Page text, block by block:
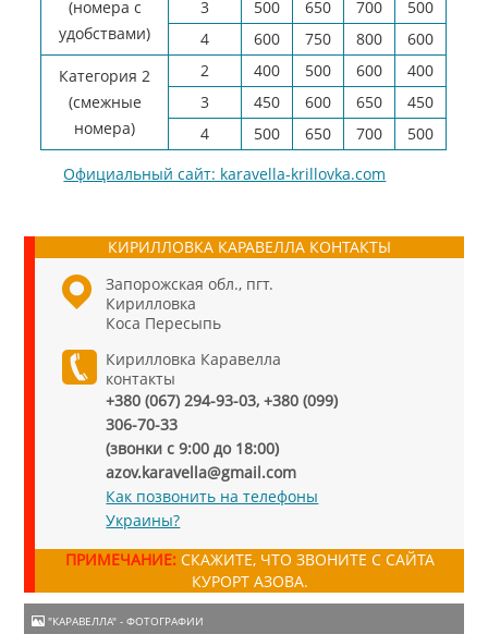
(номера с
удобствами)
3 500 650 700
500
4
600 750 800
600
Категория 2
(смежные
номера)
2 400 500 600
400
3
450 600 650
450
4
500 650 700
500
Официальный сайт: karavella-krillovka.com
КИРИЛЛОВКА КАРАВЕЛЛА КОНТАКТЫ
Запорожская обл., пгт.
Кирилловка
Коса Пересыпь
Кирилловка Каравелла
контакты
+380 (067) 294-93-03, +380 (099)
306-70-33
(звонки с 9:00 до 18:00)
azov.karavella@gmail.com
Как позвонить на телефоны
Украины?
ПРИМЕЧАНИЕ:СКАЖИТЕ, ЧТО ЗВОНИТЕ С САЙТА
КУРОРТ АЗОВА.
"КАРАВЕЛЛА" - ФОТОГРАФИИ